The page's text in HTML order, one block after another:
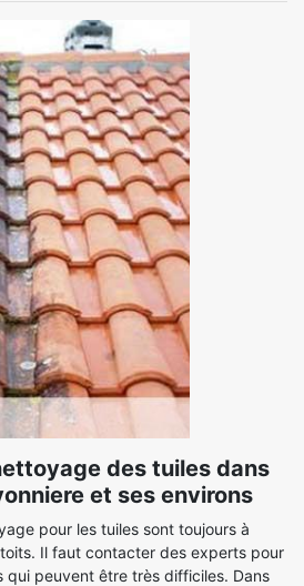
des tuiles dans
et ses environs
pour les tuiles sont toujours à
Il faut contacter des experts pour
qui peuvent être très difficiles. Dans